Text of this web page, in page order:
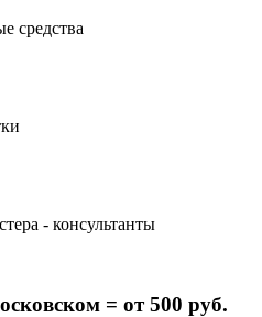
средства
- консультанты
= от 500 руб.